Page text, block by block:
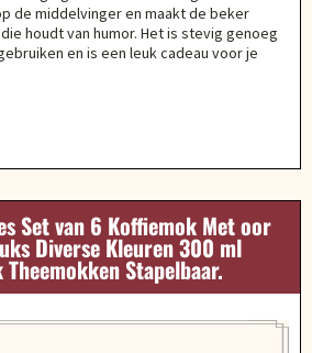
de middelvinger en maakt de beker
houdt van humor. Het is stevig genoeg
en is een leuk cadeau voor je
Set van 6 Koffiemok Met oor
Diverse Kleuren 300 ml
Stapelbaar.